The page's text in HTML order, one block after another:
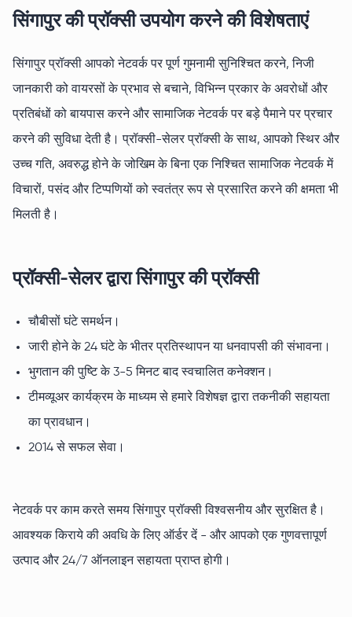
सिंगापुर की प्रॉक्सी उपयोग करने की विशेषताएं
सिंगापुर प्रॉक्सी आपको नेटवर्क पर पूर्ण गुमनामी सुनिश्चित करने, निजी
जानकारी को वायरसों के प्रभाव से बचाने, विभिन्न प्रकार के अवरोधों और
प्रतिबंधों को बायपास करने और सामाजिक नेटवर्क पर बड़े पैमाने पर प्रचार
करने की सुविधा देती है। प्रॉक्सी-सेलर प्रॉक्सी के साथ, आपको स्थिर और
उच्च गति, अवरुद्ध होने के जोखिम के बिना एक निश्चित सामाजिक नेटवर्क में
विचारों, पसंद और टिप्पणियों को स्वतंत्र रूप से प्रसारित करने की क्षमता भी
मिलती है।
प्रॉक्सी-सेलर द्वारा सिंगापुर की प्रॉक्सी
चौबीसों घंटे समर्थन।
जारी होने के 24 घंटे के भीतर प्रतिस्थापन या धनवापसी की संभावना।
भुगतान की पुष्टि के 3-5 मिनट बाद स्वचालित कनेक्शन।
टीमव्यूअर कार्यक्रम के माध्यम से हमारे विशेषज्ञ द्वारा तकनीकी सहायता
का प्रावधान।
2014 से सफल सेवा।
नेटवर्क पर काम करते समय सिंगापुर प्रॉक्सी विश्वसनीय और सुरक्षित है।
आवश्यक किराये की अवधि के लिए ऑर्डर दें - और आपको एक गुणवत्तापूर्ण
उत्पाद और 24/7 ऑनलाइन सहायता प्राप्त होगी।